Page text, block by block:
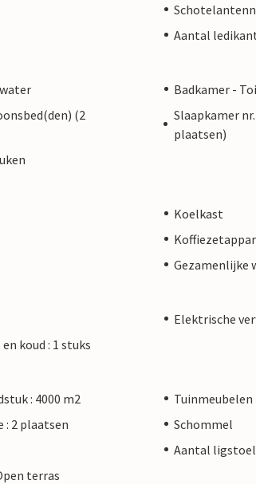
Aantal
Badkamer -
(2
Slaapkamer
plaatsen)
Koelkast
Gezamenlijke
Elektrische
koud : 1 stuks
: 4000 m2
Tuinmeubelen
: 2 plaatsen
Schommel
Aantal
terras